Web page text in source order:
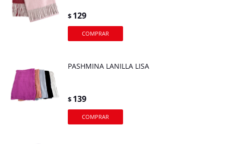
$ 129
PASHMINA LANILLA LISA
$ 139